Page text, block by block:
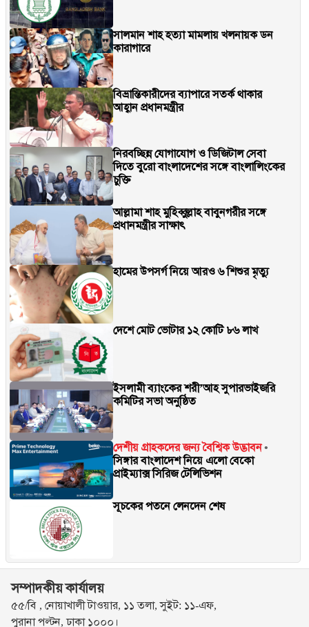
সালমান শাহ হত্যা মামলায় খলনায়ক ডন
কারাগারে
বিভ্রান্তিকারীদের ব্যাপারে সতর্ক থাকার
আহ্বান প্রধানমন্ত্রীর
নিরবচ্ছিন্ন যোগাযোগ ও ডিজিটাল সেবা
দিতে বুরো বাংলাদেশের সঙ্গে বাংলালিংকের
চুক্তি
আল্লামা শাহ মুহিব্বুল্লাহ বাবুনগরীর সঙ্গে
প্রধানমন্ত্রীর সাক্ষাৎ
হামের উপসর্গ নিয়ে আরও ৬ শিশুর মৃত্যু
দেশে মোট ভোটার ১২ কোটি ৮৬ লাখ
ইসলামী ব্যাংকের শরী’আহ সুপারভাইজরি
কমিটির সভা অনুষ্ঠিত
দেশীয় গ্রাহকদের জন্য বৈশ্বিক উদ্ভাবন
সিঙ্গার বাংলাদেশ নিয়ে এলো বেকো
প্রাইম্যাক্স সিরিজ টেলিভিশন
সূচকের পতনে লেনদেন শেষ
সম্পাদকীয় কার্যালয়
৫৫/বি , নোয়াখালী টাওয়ার, ১১ তলা, সুইট: ১১-এফ,
পুরানা পল্টন, ঢাকা ১০০০।